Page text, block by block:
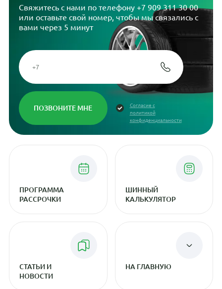
Свяжитесь с нами по телефону +7 909 311 30 00
или оставьте свой номер, чтобы мы связались с
вами через 5 минут
Согласие с
политикой
конфиденциальности
ПРОГРАММА
РАССРОЧКИ
ШИННЫЙ
КАЛЬКУЛЯТОР
СТАТЬИ И
НОВОСТИ
НА ГЛАВНУЮ